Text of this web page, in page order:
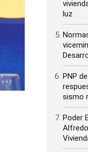
luz
PNP
sismo
Poder